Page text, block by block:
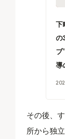
下
の
ブ
導
その後、
所から独